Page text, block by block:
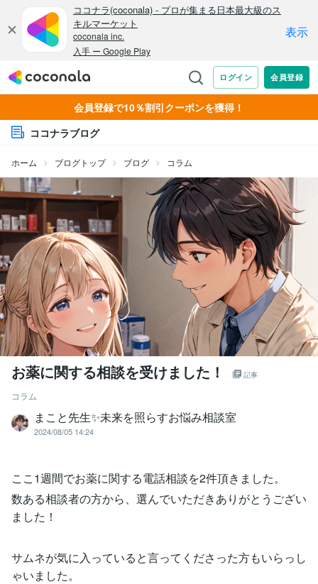
会員登録で10％割引クーポンを獲得！
ココナラブログ
ホーム ブログトップ ブログ コラム
お薬に関する相談を受けました！ 記事
コラム
まこと先生✨未来を照らすお悩み相談室
2024/08/05 14:24
ここ1週間でお薬に関する電話相談を2件頂きました。
数ある相談者の方から、選んでいただきありがとうござい
ました！
サムネが気に入っていると言ってくださった方もいらっし
ゃいました。